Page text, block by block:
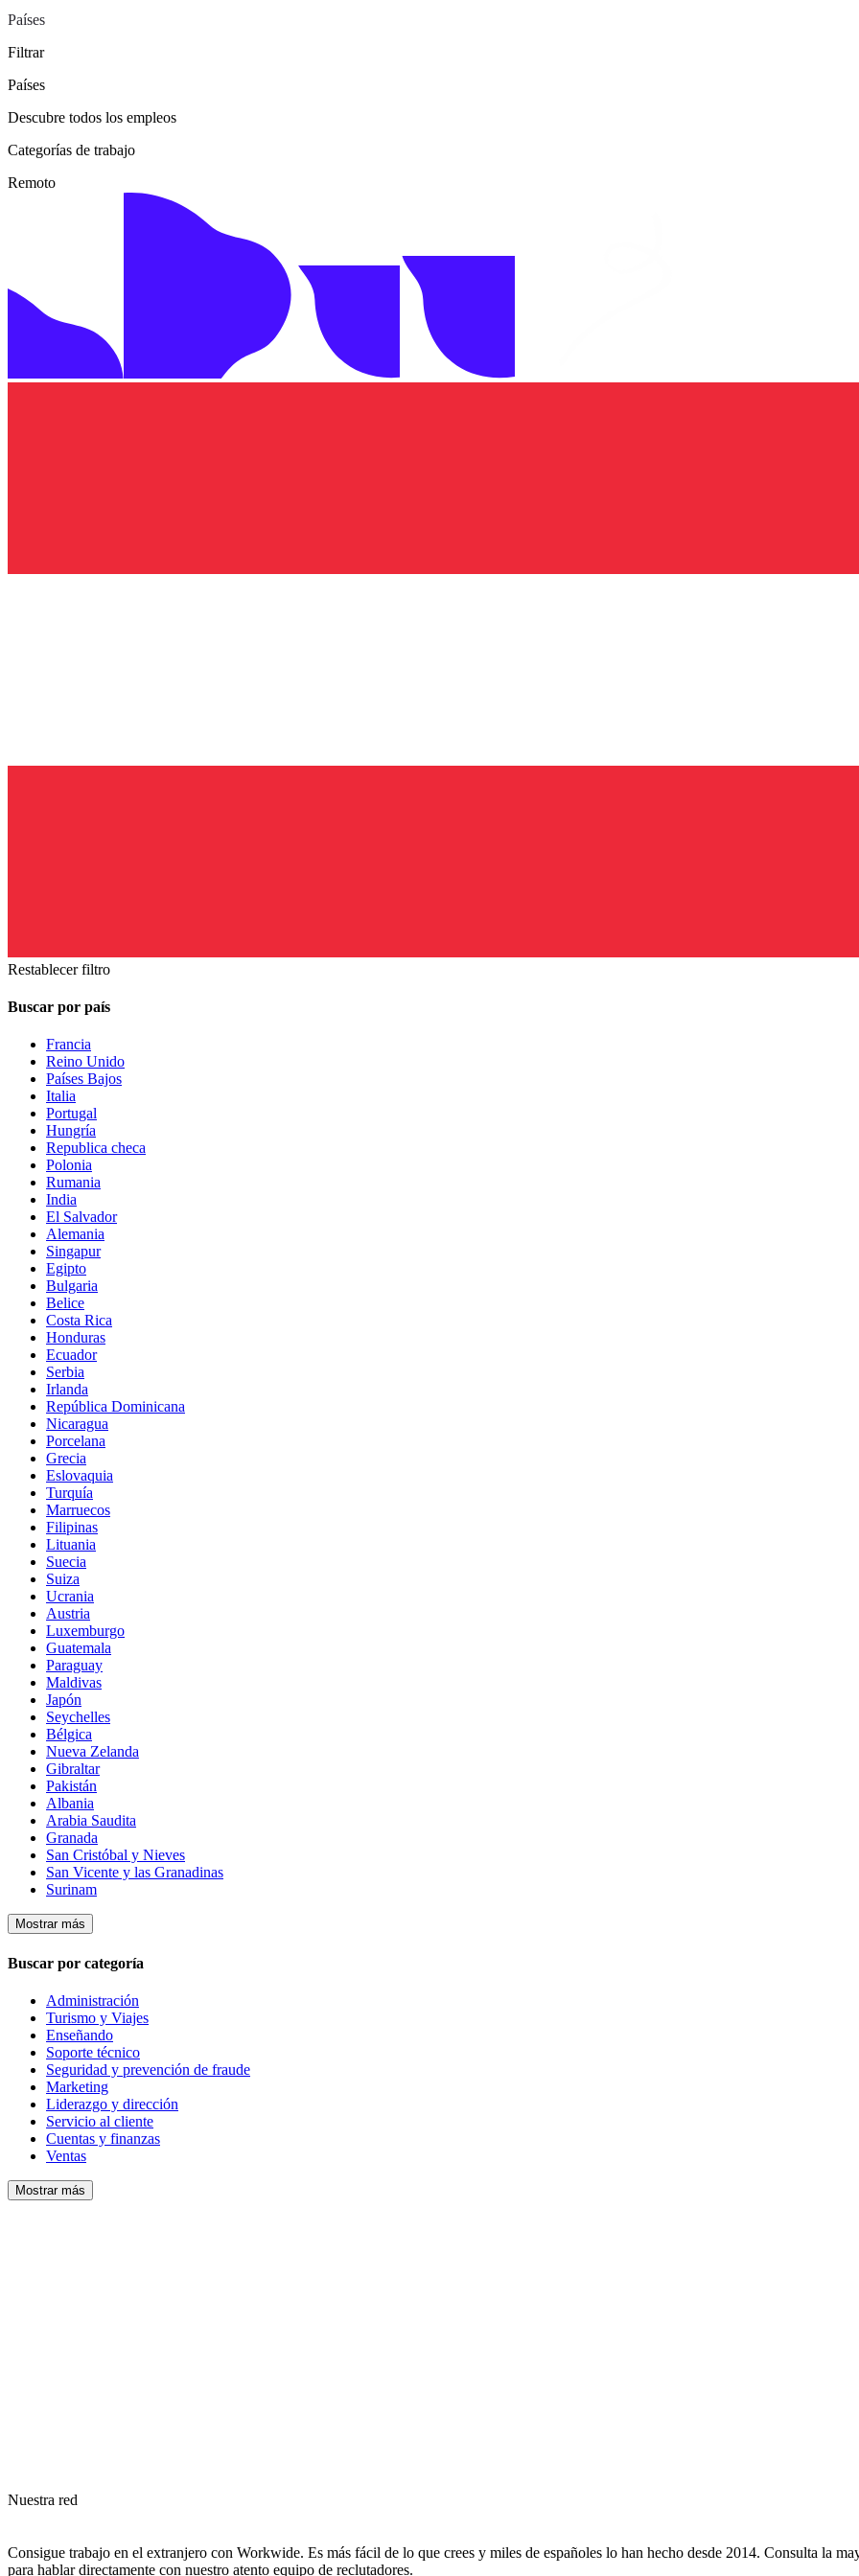
Países
Filtrar
Países
Descubre todos los empleos
Categorías de trabajo
Remoto
Restablecer filtro
Buscar por país
Francia
Reino Unido
Países Bajos
Italia
Portugal
Hungría
Republica checa
Polonia
Rumania
India
El Salvador
Alemania
Singapur
Egipto
Bulgaria
Belice
Costa Rica
Honduras
Ecuador
Serbia
Irlanda
República Dominicana
Nicaragua
Porcelana
Grecia
Eslovaquia
Turquía
Marruecos
Filipinas
Lituania
Suecia
Suiza
Ucrania
Austria
Luxemburgo
Guatemala
Paraguay
Maldivas
Japón
Seychelles
Bélgica
Nueva Zelanda
Gibraltar
Pakistán
Albania
Arabia Saudita
Granada
San Cristóbal y Nieves
San Vicente y las Granadinas
Surinam
Mostrar más
Buscar por categoría
Administración
Turismo y Viajes
Enseñando
Soporte técnico
Seguridad y prevención de fraude
Marketing
Liderazgo y dirección
Servicio al cliente
Cuentas y finanzas
Ventas
Mostrar más
Nuestra red
Consigue trabajo en el extranjero con Workwide. Es más fácil de lo que crees y miles de españoles lo han hecho desde 2014. Consulta la
para hablar directamente con nuestro atento equipo de reclutadores.